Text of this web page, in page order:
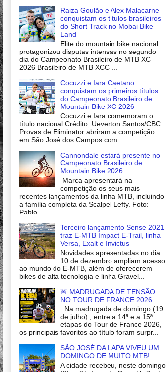
Raiza Goulão e Alex Malacarne
conquistam os títulos brasileiros
do Short Track no Mobai Bike
Land
Elite do mountain bike nacional
protagonizou disputas intensas no segundo
dia do Campeonato Brasileiro de MTB XC
2026 Brasileiro de MTB XCC ...
Cocuzzi e Iara Caetano
conquistam os primeiros títulos
do Campeonato Brasileiro de
Mountain Bike XC 2026
Cocuzzi e Iara comemoram o
título nacional Crédito: Ueverton Santos/CBC
Provas de Eliminator abriram a competição
em São José dos Campos com...
Cannondale estará presente no
Campeonato Brasileiro de
Mountain Bike 2026
Marca apresentará na
competição os seus mais
recentes lançamentos da linha MTB, incluindo
a família completa da Scalpel Lefty. Foto:
Pablo ...
Terceiro lançamento Sense 2021
traz E-MTB Impact E-Trail, linha
Versa, Exalt e Invictus
Novidades apresentadas no dia
10 de dezembro ampliam acesso
ao mundo do E-MTB, além de oferecerem
bikes de alta tecnologia e linha Gravel...
🚨 MADRUGADA DE TENSÃO
NO TOUR DE FRANCE 2026
Na madrugada de domingo (19
de julho) , entre a 14ª e a 15ª
etapas do Tour de France 2026,
os principais favoritos ao título foram surpr...
SÃO JOSÉ DA LAPA VIVEU UM
DOMINGO DE MUITO MTB!
A cidade recebeu, neste domingo